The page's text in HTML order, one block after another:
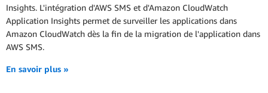
Insights. L'intégration d'AWS SMS et d'Amazon CloudWatch
Application Insights permet de surveiller les applications dans
Amazon CloudWatch dès la fin de la migration de l'application dans
AWS SMS.
En savoir plus »